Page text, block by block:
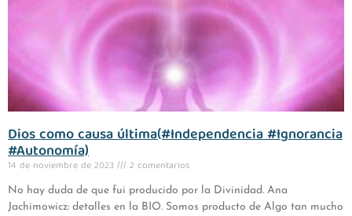
Dios como causa última(#Independencia #Ignorancia
#Autonomía)
14 de noviembre de 2023 2 comentarios
No hay duda de que fui producido por la Divinidad. Ana
Jachimowicz: detalles en la BIO. Somos producto de Algo tan mucho